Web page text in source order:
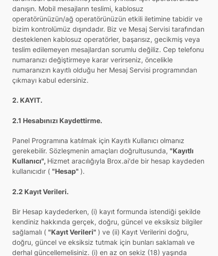
danışın. Mobil mesajların teslimi, kablosuz
operatörünüzün/ağ operatörünüzün etkili iletimine tabidir ve
bizim kontrolümüz dışındadır. Biz ve Mesaj Servisi tarafından
desteklenen kablosuz operatörler, başarısız, gecikmiş veya
teslim edilemeyen mesajlardan sorumlu değiliz. Cep telefonu
numaranızı değiştirmeye karar verirseniz, öncelikle
numaranızın kayıtlı olduğu her Mesaj Servisi programından
çıkmayı kabul edersiniz.
2. KAYIT.
2.1 Hesabınızı Kaydettirme.
Panel Programına katılmak için Kayıtlı Kullanıcı olmanız
gerekebilir. Sözleşmenin amaçları doğrultusunda,"Kayıtlı
Kullanıcı", Hizmet aracılığıyla Brox.ai'de bir hesap kaydeden
kullanıcıdır ("Hesap" ).
2.2 Kayıt Verileri.
Bir Hesap kaydederken, (i) kayıt formunda istendiği şekilde
kendiniz hakkında gerçek, doğru, güncel ve eksiksiz bilgiler
sağlamalı ("Kayıt Verileri" ) ve (ii) Kayıt Verilerini doğru,
doğru, güncel ve eksiksiz tutmak için bunları saklamalı ve
derhal güncellemelisiniz. (i) en az on sekiz (18) yaşında